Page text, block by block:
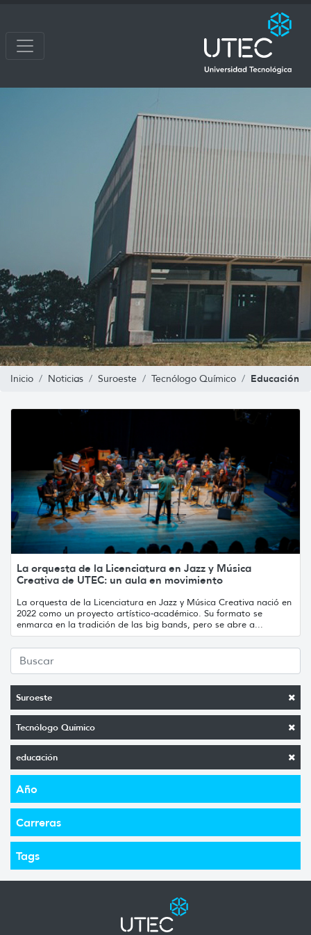
Inicio Noticias Suroeste Tecnólogo Químico Educación
Suroeste
Tecnólogo Químico
educación
Año
Carreras
Tags
La orquesta de la Licenciatura en Jazz y Música
Creativa de UTEC: un aula en movimiento
La orquesta de la Licenciatura en Jazz y Música Creativa nació en
2022 como un proyecto artístico-académico. Su formato se
enmarca en la tradición de las big bands, pero se abre a...